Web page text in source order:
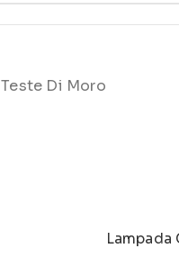
Teste Di Moro
Lampada